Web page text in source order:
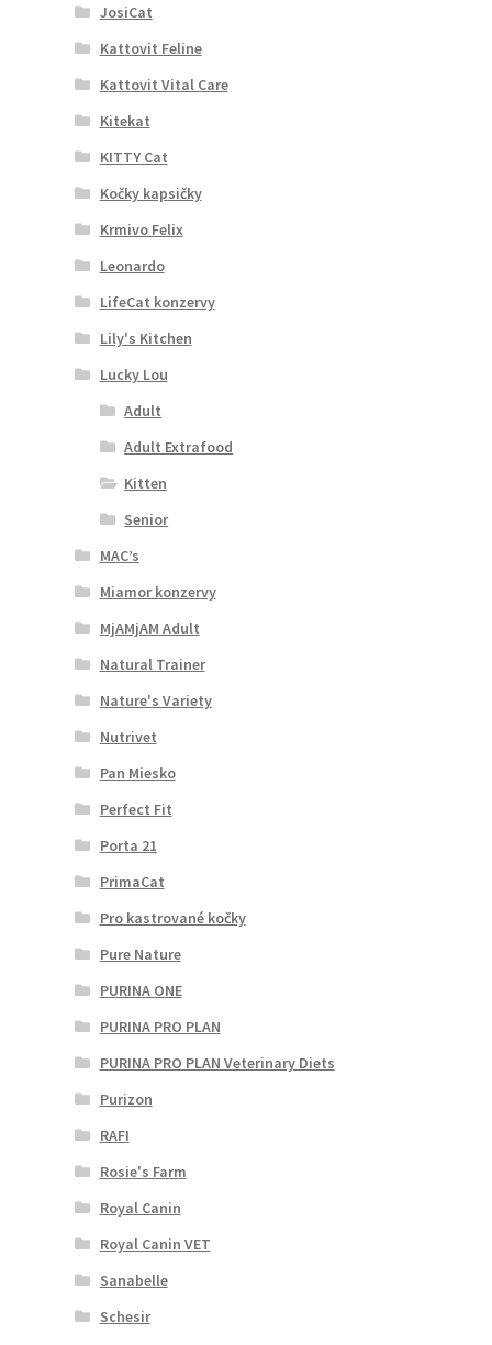
JosiCat
Kattovit Feline
Kattovit Vital Care
Kitekat
KITTY Cat
Kočky kapsičky
Krmivo Felix
Leonardo
LifeCat konzervy
Lily's Kitchen
Lucky Lou
Adult
Adult Extrafood
Kitten
Senior
MAC’s
Miamor konzervy
MjAMjAM Adult
Natural Trainer
Nature's Variety
Nutrivet
Pan Miesko
Perfect Fit
Porta 21
PrimaCat
Pro kastrované kočky
Pure Nature
PURINA ONE
PURINA PRO PLAN
PURINA PRO PLAN Veterinary Diets
Purizon
RAFI
Rosie's Farm
Royal Canin
Royal Canin VET
Sanabelle
Schesir